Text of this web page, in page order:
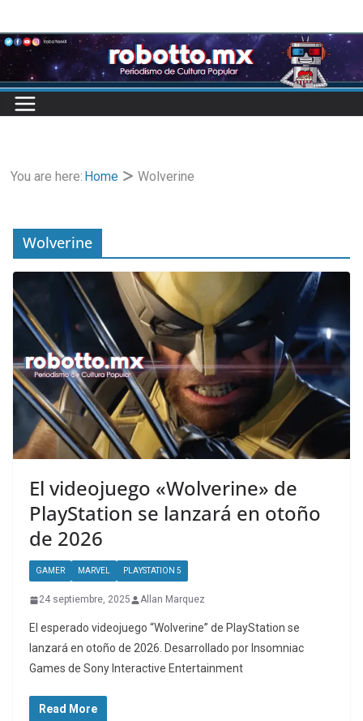
to
content
You are here: Home Wolverine
Wolverine
El videojuego «Wolverine» de
PlayStation se lanzará en otoño
de 2026
GAMER MARVEL PLAYSTATION 5
24 septiembre, 2025 Allan Marquez
El esperado videojuego “Wolverine” de PlayStation se
lanzará en otoño de 2026. Desarrollado por Insomniac
Games de Sony Interactive Entertainment
Read More